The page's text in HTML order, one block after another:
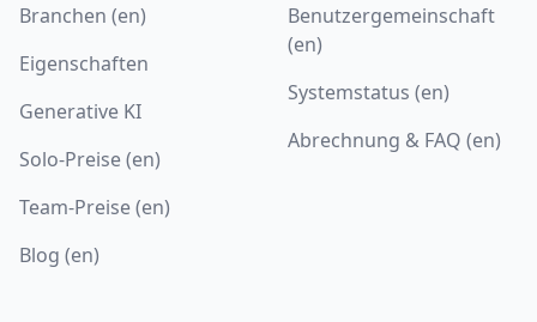
Branchen (en)
Eigenschaften
Generative KI
Solo-Preise (en)
Team-Preise (en)
Blog (en)
Benutzergemeinschaft
(en)
Systemstatus (en)
Abrechnung & FAQ (en)